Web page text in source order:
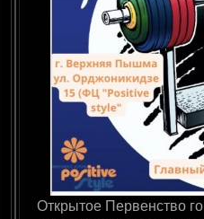
Открытое Первенство